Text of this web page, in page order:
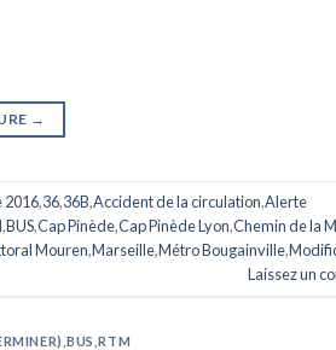
→
2016,36,36B,Accident de la circulation,Alerte
,BUS,Cap Pinède,Cap Pinède Lyon,Chemin de la
Mouren,Marseille,Métro Bougainville,
Laissez un
,BUS ,RTM